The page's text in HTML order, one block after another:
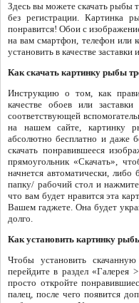
Здесь вы можете скачать рыбы
без регистрации. Картинка
понравится! Обои с
на вам смартфон, телефон или
установить в качестве заставки
Как скачать картинку рыбы
Инструкцию о том, как
качестве обоев или
соответствующей
на нашем сайте, картинку
абсолютно бесплатно и даже
скачать понравившееся
прямоугольник «Скачать»,
начнется автоматически,
папку/ рабочий стол и
что вам будет нравится эта
Вашем гаджете. Она будет
долго.
Как установить картинку
Чтобы установить
перейдите в раздел «Галерея
просто откройте
палец, после чего появится